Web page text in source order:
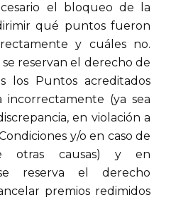
el bloqueo de la
qué puntos fueron
y cuáles no.
reservan el derecho de
los Puntos acreditados
(ya sea
en violación a
y/o en caso de
otras causas) y en
se reserva el derecho
premios redimidos